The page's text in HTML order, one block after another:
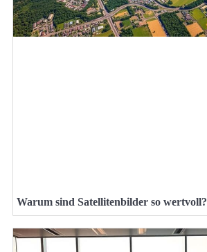
Warum sind Satellitenbilder so wertvoll?